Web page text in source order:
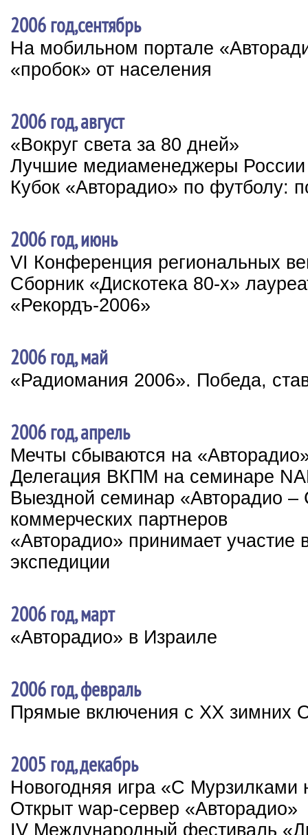
2006 год,сентябрь
На мобильном портале
«пробок» от населения
2006 год, август
«Вокруг света за 80 дней»
Лучшие медиаменеджеры
Кубок «Авторадио» по футболу:
2006 год, июнь
VI Конференция региональных
Сборник «Дискотека 80-х»
«Рекордъ-2006»
2006 год, май
«Радиомания 2006». Победа,
2006 год, апрель
Мечты сбываются на
Делегация ВКПМ на семинаре
Выездной семинар «Авторадио –
коммерческих партнеров
«Авторадио» принимает участие
экспедиции
2006 год, март
«Авторадио» в Израиле
2006 год, февраль
Прямые включения с XX зимних
2005 год, декабрь
Новогодняя игра «С Мурзилками
Открыт wap-сервер «Авторадио»
IV Международный фестиваль